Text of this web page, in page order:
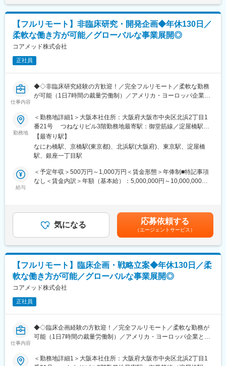
※国内出張の頻度は1~3回/年です。（海外出張はほとんどありませ
ん。）
■組織構成：
CMC担当11名（2名男性、9名女性）
30代～40代で構成されています。
お子様がおられる社員が多く、在宅勤務のため子育てしながらキ
研究所での経験、CMC薬事の経験者が多いです。
■業務の特徴：
・プロジェクトは個人で完結させるのではなく、社内メンバーと
連携しながら分担して推進しています。
われる環境です。
通常医薬品メーカー出身が会員である関西医薬協会に、当社は会
員として登録しています。業界関連のセミナーにも参加すること
プデートできる環境です。
■働き方：
◎完全在宅勤務のため、拠点（東京・大阪）の近くにお住まいで
なくてもご就業いただけます。
場合、お子様の通院やご都合に合わせて業務時間を調整できま
す。
・会議や打ち合わせで必要な時は大阪・東京等へ出張（宿泊も伴
います）が発生します。
※国内出張の頻度は1~3回/年です。（海外出張の可能性も一部ござ
います）
■ワークライフバランス：
同社は、個人が最大限に能力を発揮できるよう働きやすい環境作
りに注力しております。男女問わず在宅勤務が可能です。また、
女性社員も多く、産休・育休取得実績も豊富で9割以上の復職率を
変更の範囲：会社の定める業務
【フルリモート】非臨床研究・開発企画◆年休130日／
柔軟な働き方が可能／グローバルな事業展開◎
コアメッド株式会社
正社員
仕事内容
◆◇非臨床研究経験の方歓迎！／完全フルリモート／柔軟な勤務
が可能（1日7時間の裁量労働制）／アメリカ・ヨーロッパ企業と
◆◇
■仕事内容：
承認申請・取得に向けた非（前）臨床開発戦略の構築・評価・分
析・助言を中心としたコンサルティング業務をお任せします。
開発初期段階から関与し、医薬品開発の方向性を左右する戦略立
案に携わる上流ポジションです。
・各種動物実験受託機関（CRO）の選定・評価分析・実施支援
・評価分析および各フェーズにおけるガイダンス相談用報告書の
作成
・治験相談および申請前相談に向けた戦略構築・資料作成・助言
・プロジェクトは個人単独ではなく、社内メンバーと協働しなが
ら分担して推進しています。
・非臨床領域における戦略設計から規制対応まで関わり、開発全
■教育体制：
員として登録しています。業界関連のセミナーにも参加すること
ができ、メーカーと同じレベルの業界知識とマーケット感をアッ
勤務地
＜勤務地詳細1＞大阪本社住所：大阪府大阪市中央区北浜2丁目1
番21号 つねなりビル3階勤務地最寄駅：御堂筋線／淀屋橋駅受
動喫煙対策：屋内全面禁煙＜勤務地詳細2＞東京支社住所：東京都
千代田区丸の内1-11-1 パシフィックセンチュリープレイス丸の内
13階 受動喫煙対策：屋内全面禁煙変更の範囲：無
【最寄り駅】
なにわ橋駅、京橋駅(東京都)、北浜駅(大阪府)、東京駅、淀屋橋
駅、銀座一丁目駅
給与
＜予定年収＞500万円～1,000万円＜賃金形態＞年俸制■特記事項
なし＜賃金内訳＞年額（基本給）：5,000,000円～10,000,000円
安の金額であり、選考を通じて上下する可能性があります。月給
(月額)は固定手当を含めた表記です。
気になる 応募依頼する
（エージェントサービス）
【フルリモート】臨床企画・戦略立案◆年休130日／柔
軟な働き方が可能／グローバルな事業展開◎
コアメッド株式会社
正社員
仕事内容
◆◇臨床企画経験の方歓迎！／完全フルリモート／柔軟な勤務が
可能（1日7時間の裁量労働制）／アメリカ・ヨーロッパ企業と事
◆◇
＜勤務地詳細1＞大阪本社住所：大阪府大阪市中央区北浜2丁目1